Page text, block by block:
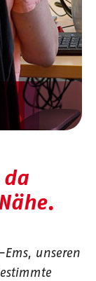
da
Ems, unseren